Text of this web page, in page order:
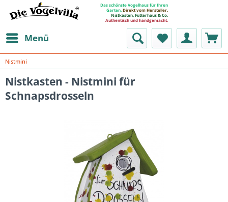
Das schönste Vogelhaus für Ihren
Garten. Direkt vom Hersteller.
Nistkasten, Futterhaus & Co.
Authentisch und handgemacht.
Menü
Nistmini
Nistkasten - Nistmini für
Schnapsdrosseln